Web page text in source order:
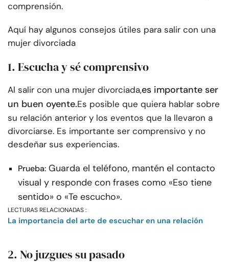
comprensión.
Aquí hay algunos consejos útiles para salir con una
mujer divorciada
1. Escucha y sé comprensivo
Al salir con una mujer divorciada,es importante ser
un buen oyente.Es posible que quiera hablar sobre
su relación anterior y los eventos que la llevaron a
divorciarse. Es importante ser comprensivo y no
desdeñar sus experiencias.
Prueba: Guarda el teléfono, mantén el contacto
visual y responde con frases como «Eso tiene
sentido» o «Te escucho».
LECTURAS RELACIONADAS :
La importancia del arte de escuchar en una relación
2. No juzgues su pasado